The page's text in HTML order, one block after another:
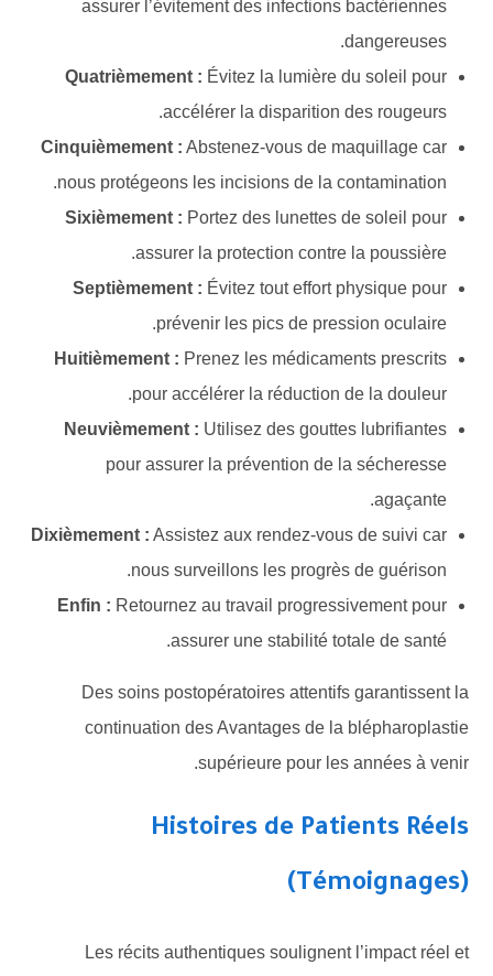
assurer l’évitement des infections bactériennes
dangereuses.
Quatrièmement : Évitez la lumière du soleil pour
accélérer la disparition des rougeurs.
Cinquièmement : Abstenez-vous de maquillage car
nous protégeons les incisions de la contamination.
Sixièmement : Portez des lunettes de soleil pour
assurer la protection contre la poussière.
Septièmement : Évitez tout effort physique pour
prévenir les pics de pression oculaire.
Huitièmement : Prenez les médicaments prescrits
pour accélérer la réduction de la douleur.
Neuvièmement : Utilisez des gouttes lubrifiantes
pour assurer la prévention de la sécheresse
agaçante.
Dixièmement : Assistez aux rendez-vous de suivi car
nous surveillons les progrès de guérison.
Enfin : Retournez au travail progressivement pour
assurer une stabilité totale de santé.
Des soins postopératoires attentifs garantissent la
continuation des Avantages de la blépharoplastie
supérieure pour les années à venir.
Histoires de Patients Réels
(Témoignages)
Les récits authentiques soulignent l’impact réel et